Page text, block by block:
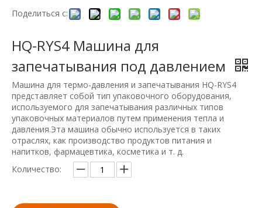
Поделиться с:
HQ-RYS4 Машина для
запечатывания под давлением
Машина для термо-давления и запечатывания HQ-RYS4
представляет собой тип упаковочного оборудования,
используемого для запечатывания различных типов
упаковочных материалов путем применения тепла и
давления.Эта машина обычно используется в таких
отраслях, как производство продуктов питания и
напитков, фармацевтика, косметика и т. д.
Количество: